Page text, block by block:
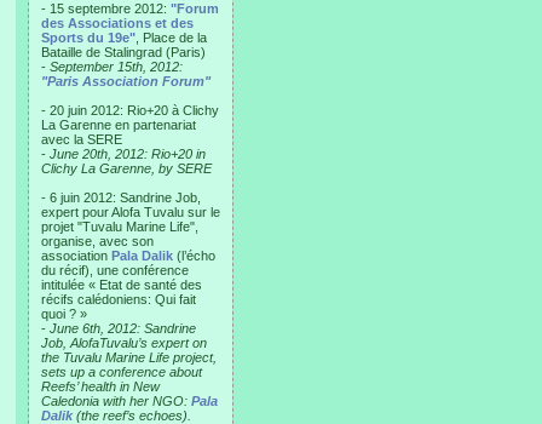
- 15 septembre 2012: "Forum
des Associations et des
Sports du 19e" , Place de la
Bataille de Stalingrad (Paris)
- September 15th, 2012:
"Paris Association Forum"
- 20 juin 2012: Rio+20 à Clichy
La Garenne en partenariat
avec la SERE
- June 20th, 2012: Rio+20 in
Clichy La Garenne, by SERE
- 6 juin 2012: Sandrine Job,
expert pour Alofa Tuvalu sur le
projet "Tuvalu Marine Life",
organise, avec son
association Pala Dalik (l’écho
du récif), une conférence
intitulée « Etat de santé des
récifs calédoniens: Qui fait
quoi ? »
- June 6th, 2012: Sandrine
Job, AlofaTuvalu’s expert on
the Tuvalu Marine Life project,
sets up a conference about
Reefs’ health in New
Caledonia with her NGO: Pala
Dalik (the reef’s echoes).